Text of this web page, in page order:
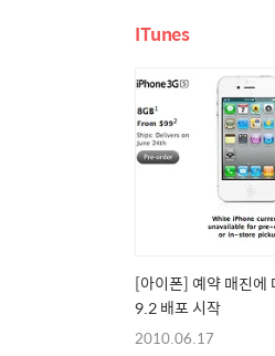
ITunes
[아이폰] 예약 매진
9.2 배포 시작
2010.06.17